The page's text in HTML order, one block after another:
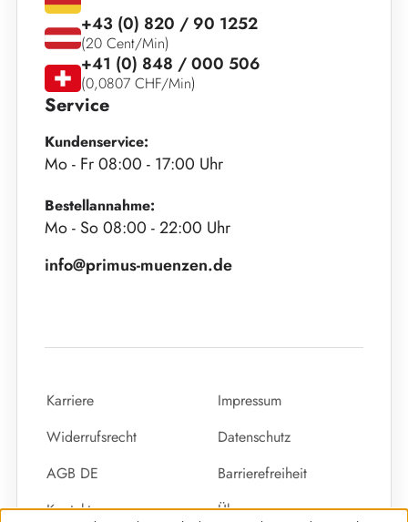
Service
Kundenservice:
Mo - Fr 08:00 - 17:00 Uhr
Bestellannahme:
Mo - So 08:00 - 22:00 Uhr
info@primus-muenzen.de
+43 (0) 820 / 90 1252
(20 Cent/Min)
+41 (0) 848 / 000 506
(0,0807 CHF/Min)
Karriere
Impressum
Widerrufsrecht
Datenschutz
AGB DE
Barrierefreiheit
Kontakt
Über uns